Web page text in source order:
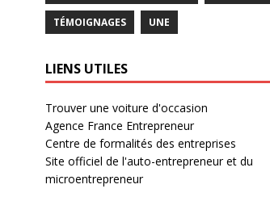
TÉMOIGNAGES UNE
LIENS UTILES
Trouver une voiture d'occasion
Agence France Entrepreneur
Centre de formalités des entreprises
Site officiel de l'auto-entrepreneur et du
microentrepreneur